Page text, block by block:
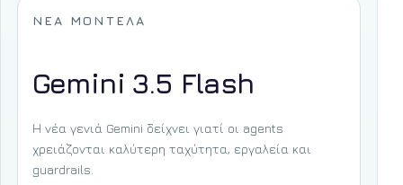
ΝΈΑ ΜΟΝΤΈΛΑ
Gemini 3.5 Flash
Η νέα γενιά Gemini δείχνει γιατί οι agents
χρειάζονται καλύτερη ταχύτητα, εργαλεία και
guardrails.